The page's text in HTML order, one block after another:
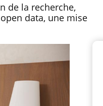
de la recherche,
data, une mise